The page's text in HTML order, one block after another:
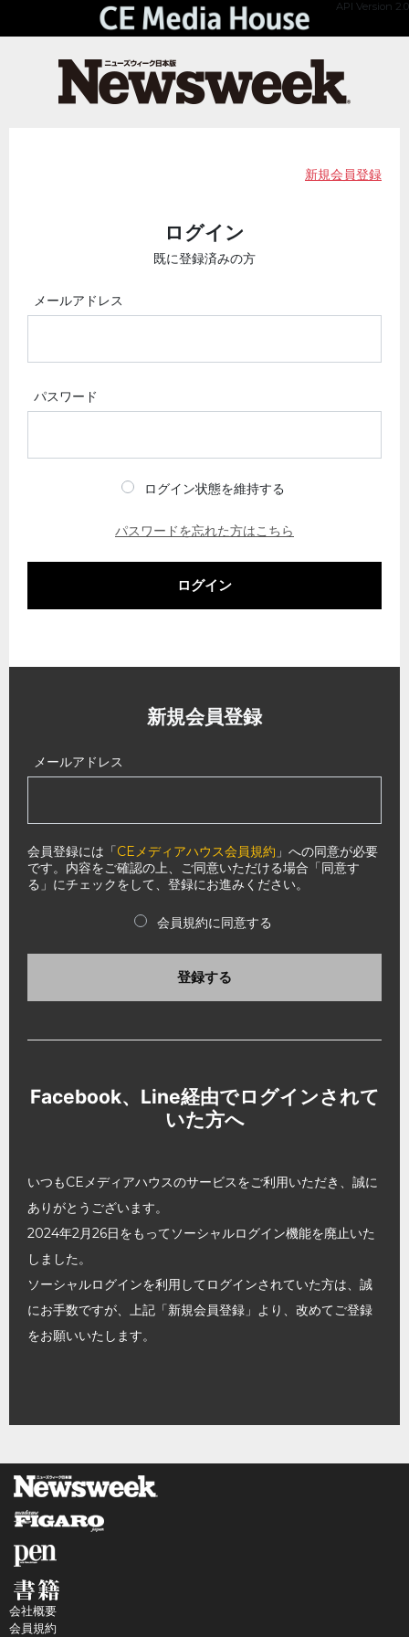
API Version 2.0
新規会員登録
ログイン
既に登録済みの方
メールアドレス
パスワード
ログイン状態を維持する
パスワードを忘れた方はこちら
ログイン
新規会員登録
メールアドレス
会員登録には「CEメディアハウス会員規約 」への同意が必要
です。内容をご確認の上、ご同意いただける場合「同意す
る」にチェックをして、登録にお進みください。
会員規約に同意する
登録する
Facebook、Line経由でログインされて
いた方へ
いつもCEメディアハウスのサービスをご利用いただき、誠に
ありがとうございます。
2024年2月26日をもってソーシャルログイン機能を廃止いた
しました。
ソーシャルログインを利用してログインされていた方は、誠
にお手数ですが、上記「新規会員登録」より、改めてご登録
をお願いいたします。
会社概要
会員規約